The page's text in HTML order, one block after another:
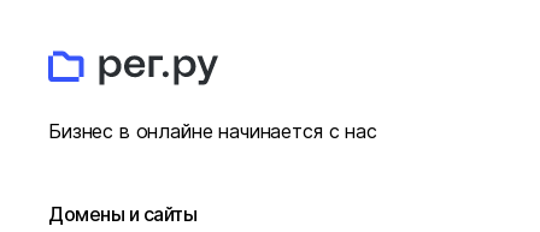
Бизнес в онлайне начинается с нас
Домены и сайты